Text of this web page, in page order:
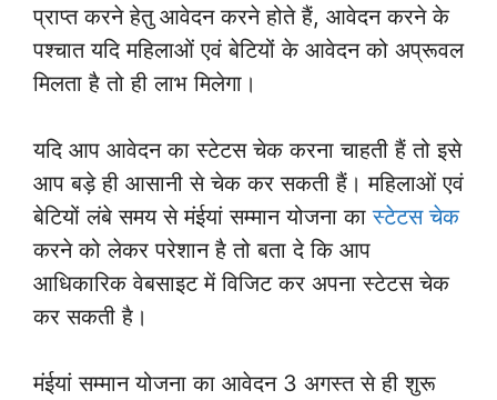
प्राप्त करने हेतु आवेदन करने होते हैं, आवेदन करने के
पश्चात यदि महिलाओं एवं बेटियों के आवेदन को अप्रूवल
मिलता है तो ही लाभ मिलेगा।
यदि आप आवेदन का स्टेटस चेक करना चाहती हैं तो इसे
आप बड़े ही आसानी से चेक कर सकती हैं। महिलाओं एवं
बेटियों लंबे समय से मंईयां सम्मान योजना कास्टेटस चेक
करने को लेकर परेशान है तो बता दे कि आप
आधिकारिक वेबसाइट में विजिट कर अपना स्टेटस चेक
कर सकती है।
मंईयां सम्मान योजना का आवेदन 3 अगस्त से ही शुरू